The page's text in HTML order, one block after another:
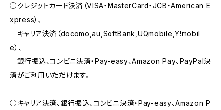
○クレジットカード決済（VISA・MasterCard・JCB・American E
xpress）、
キャリア決済（docomo,au,SoftBank,UQmobile,Y!mobil
e）、
銀行振込、コンビニ決済・Pay-easy、Amazon Pay、PayPal決
済がご利用いただけます。
○キャリア決済、銀行振込、コンビニ決済・Pay-easy、Amazon P